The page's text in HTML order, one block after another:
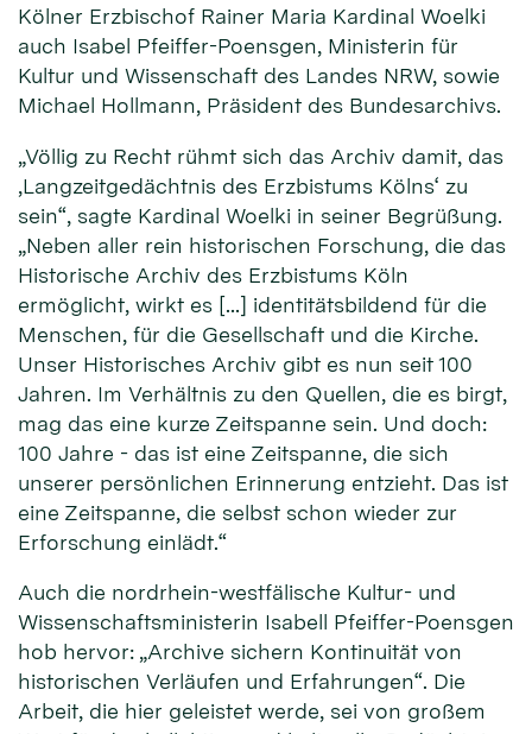
Kölner Erzbischof Rainer Maria Kardinal Woelki
auch Isabel Pfeiffer-Poensgen, Ministerin für
Kultur und Wissenschaft des Landes NRW, sowie
Michael Hollmann, Präsident des Bundesarchivs.
„Völlig zu Recht rühmt sich das Archiv damit, das
‚Langzeitgedächtnis des Erzbistums Kölns‘ zu
sein“, sagte Kardinal Woelki in seiner Begrüßung.
„Neben aller rein historischen Forschung, die das
Historische Archiv des Erzbistums Köln
ermöglicht, wirkt es […] identitätsbildend für die
Menschen, für die Gesellschaft und die Kirche.
Unser Historisches Archiv gibt es nun seit 100
Jahren. Im Verhältnis zu den Quellen, die es birgt,
mag das eine kurze Zeitspanne sein. Und doch:
100 Jahre - das ist eine Zeitspanne, die sich
unserer persönlichen Erinnerung entzieht. Das ist
eine Zeitspanne, die selbst schon wieder zur
Erforschung einlädt.“
Auch die nordrhein-westfälische Kultur- und
Wissenschaftsministerin Isabell Pfeiffer-Poensgen
hob hervor: „Archive sichern Kontinuität von
historischen Verläufen und Erfahrungen“. Die
Arbeit, die hier geleistet werde, sei von großem